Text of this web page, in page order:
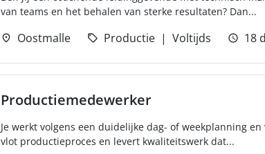
van teams en het behalen van sterke resultaten? Dan...
Oostmalle Productie Voltijds 18
Productiemedewerker
Je werkt volgens een duidelijke dag- of weekplanning
vlot productieproces en levert kwaliteitswerk dat...